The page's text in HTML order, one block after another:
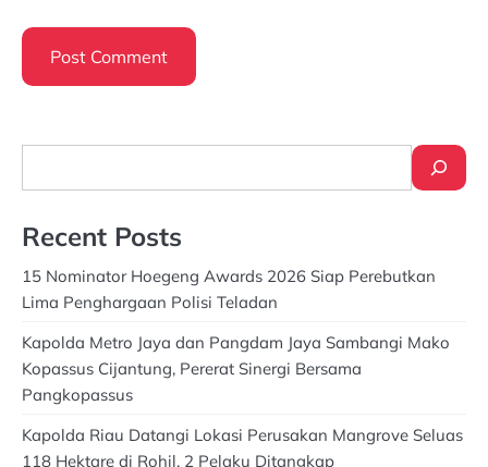
Recent Posts
15 Nominator Hoegeng Awards 2026 Siap Perebutkan
Lima Penghargaan Polisi Teladan
Kapolda Metro Jaya dan Pangdam Jaya Sambangi Mako
Kopassus Cijantung, Pererat Sinergi Bersama
Pangkopassus
Kapolda Riau Datangi Lokasi Perusakan Mangrove Seluas
118 Hektare di Rohil, 2 Pelaku Ditangkap